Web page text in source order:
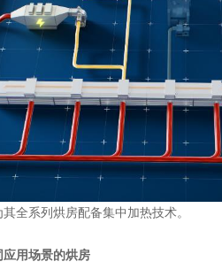
全系列烘房配备集中加热技术。
用场景的烘房